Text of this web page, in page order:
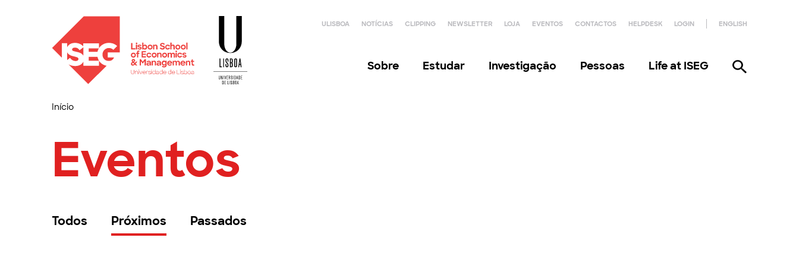
ULISBOA NOTÍCIAS CLIPPING NEWSLETTER LOJA EVENTOS CONTACTOS HELPDESK LOGIN ENGLISH
Sobre Estudar Investigação Pessoas Life at ISEG
Início
Eventos
Todos Próximos Passados